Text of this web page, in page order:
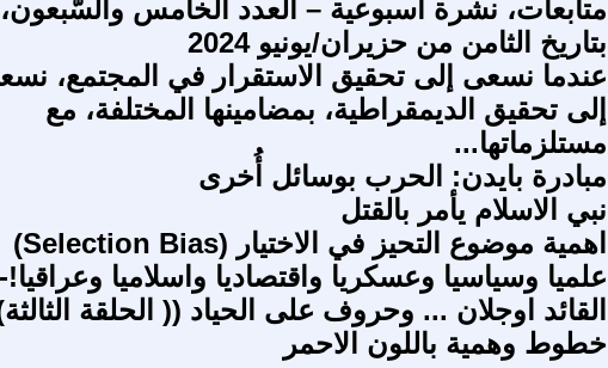
متابعات، نشرة أسبوعية – العدد الخامس والسّبعون،
بتاريخ الثامن من حزيران/يونيو 2024
عندما نسعى إلى تحقيق الاستقرار في المجتمع،
إلى تحقيق الديمقراطية، بمضامينها المختلفة، مع
مستلزماتها...
مبادرة بايدن: الحرب بوسائل أُخرى
نبي الاسلام يأمر بالقتل
اهمية موضوع التحيز في الاختيار (Selection Bias)
علميا وسياسيا وعسكريا واقتصاديا واسلاميا وعراقيا!-1
القائد اوجلان ... وحروف على الحياد (( الحلقة
خطوط وهمية باللون الاحمر